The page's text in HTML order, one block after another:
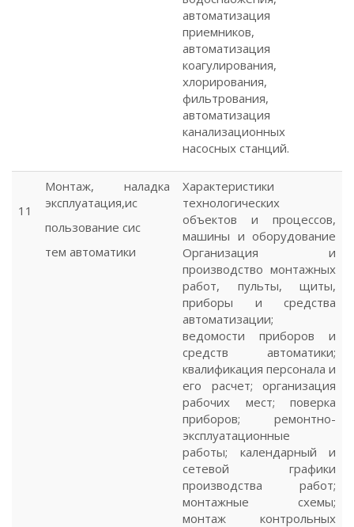
автоматизация
приемников,
автоматизация
коагулирования,
хлорирования,
фильтрования,
автоматизация
канализационных
насосных станций.
11
Монтаж, наладка
эксплуатация,ис
пользование сис
тем автоматики
Характеристики
технологических
объектов и процессов,
машины и оборудование
Организация и
производство монтажных
работ, пульты, щиты,
приборы и средства
автоматизации;
ведомости приборов и
средств автоматики;
квалификация персонала и
его расчет; организация
рабочих мест; поверка
приборов; ремонтно-
эксплуатационные
работы; календарный и
сетевой графики
производства работ;
монтажные схемы;
монтаж контрольных